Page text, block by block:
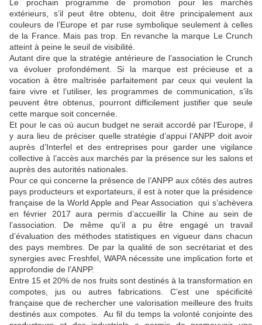
Le prochain programme de promotion pour les marchés
extérieurs, s’il peut être obtenu, doit être principalement aux
couleurs de l’Europe et par ruse symbolique seulement à celles
de la France. Mais pas trop. En revanche la marque Le Crunch
atteint à peine le seuil de visibilité.
Autant dire que la stratégie antérieure de l’association le Crunch
va évoluer profondément. Si la marque est précieuse et a
vocation à être maîtrisée parfaitement par ceux qui veulent la
faire vivre et l’utiliser, les programmes de communication, s’ils
peuvent être obtenus, pourront difficilement justifier que seule
cette marque soit concernée.
Et pour le cas où aucun budget ne serait accordé par l’Europe, il
y aura lieu de préciser quelle stratégie d’appui l’ANPP doit avoir
auprès d’Interfel et des entreprises pour garder une vigilance
collective à l’accès aux marchés par la présence sur les salons et
auprès des autorités nationales.
Pour ce qui concerne la présence de l’ANPP aux côtés des autres
pays producteurs et exportateurs, il est à noter que la présidence
française de la World Apple and Pear Association qui s’achèvera
en février 2017 aura permis d’accueillir la Chine au sein de
l’association. De même qu’il a pu être engagé un travail
d’évaluation des méthodes statistiques en vigueur dans chacun
des pays membres. De par la qualité de son secrétariat et des
synergies avec Freshfel, WAPA nécessite une implication forte et
approfondie de l’ANPP.
Entre 15 et 20% de nos fruits sont destinés à la transformation en
compotes, jus ou autres fabrications. C’est une spécificité
française que de rechercher une valorisation meilleure des fruits
destinés aux compotes. Au fil du temps la volonté conjointe des